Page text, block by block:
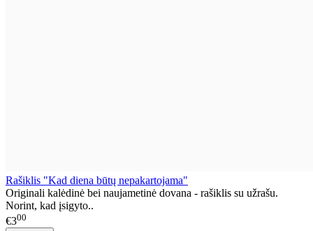
Rašiklis "Kad diena būtų nepakartojama"
Originali kalėdinė bei naujametinė dovana - rašiklis su užrašu.
Norint, kad įsigyto..
€300